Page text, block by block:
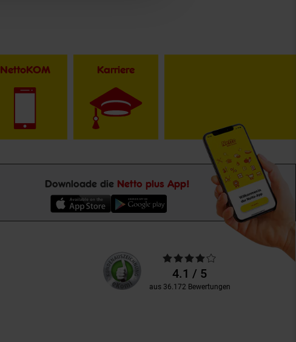
NettoKOM Karriere
Downloade die Netto plus App!
Unsere
Kundenbewertungen
Durchschnittliche
Bewertungen4.1 / 5
aus 36.172 Bewertungen